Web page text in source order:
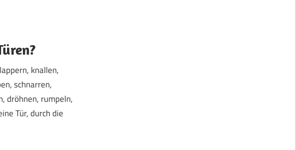
knallen,
schnarren,
dröhnen, rumpeln,
Tür, durch die